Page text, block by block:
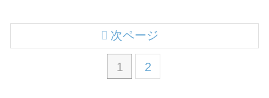
1 2
次ページ